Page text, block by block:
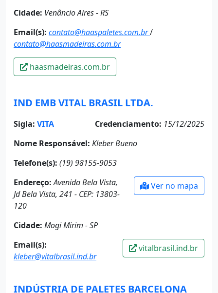
Cidade: Venâncio Aires - RS
Email(s): contato@haaspaletes.com.br/
contato@haasmadeiras.com.br
haasmadeiras.com.br
IND EMB VITAL BRASIL LTDA.
Sigla: VITA Credenciamento: 15/12/2025
Nome Responsável: Kleber Bueno
Telefone(s): (19) 98155-9053
Endereço: Avenida Bela Vista,
Jd Bela Vista, 241 - CEP: 13803-
120
Cidade: Mogi Mirim - SP
Ver no mapa
Email(s):
kleber@vitalbrasil.ind.br
vitalbrasil.ind.br
INDÚSTRIA DE PALETES BARCELONA